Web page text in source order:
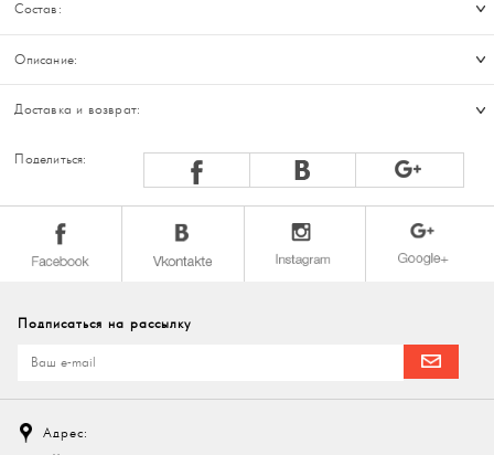
Состав:
Описание:
Доставка и возврат:
Поделиться:
Подписаться на рассылку
Адрес: